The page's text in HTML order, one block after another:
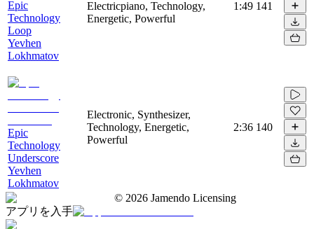
Epic
Technology
Loop
Yevhen
Lokhmatov
Electricpiano, Technology,
Energetic, Powerful
1:49 141
Epic
Technology
Underscore
Yevhen
Lokhmatov
Electronic, Synthesizer,
Technology, Energetic,
Powerful
2:36 140
© 2026 Jamendo Licensing
アプリを入手